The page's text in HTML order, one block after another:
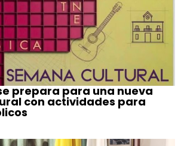
prepara para una nueva
con actividades para